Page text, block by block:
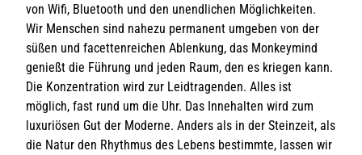
von Wifi, Bluetooth und den unendlichen Möglichkeiten.
Wir Menschen sind nahezu permanent umgeben von der
süßen und facettenreichen Ablenkung, das Monkeymind
genießt die Führung und jeden Raum, den es kriegen kann.
Die Konzentration wird zur Leidtragenden. Alles ist
möglich, fast rund um die Uhr. Das Innehalten wird zum
luxuriösen Gut der Moderne. Anders als in der Steinzeit, als
die Natur den Rhythmus des Lebens bestimmte, lassen wir